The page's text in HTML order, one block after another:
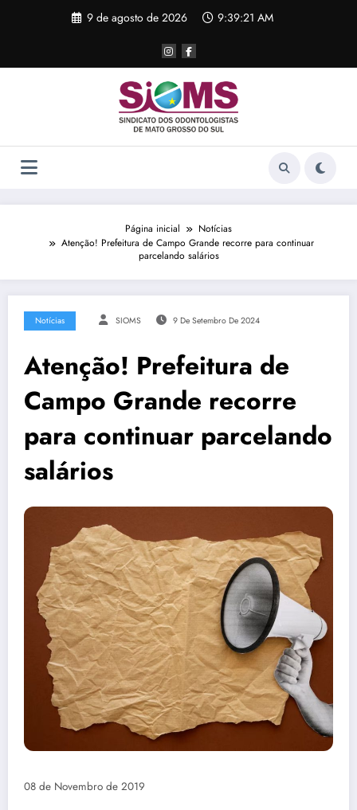
9 de agosto de 2026 9:39:21 AM
Página inicial
Notícias
Atenção! Prefeitura de Campo Grande recorre para continuar
parcelando salários
Notícias SIOMS 9 De Setembro De 2024
Atenção! Prefeitura de
Campo Grande recorre
para continuar parcelando
salários
08 de Novembro de 2019